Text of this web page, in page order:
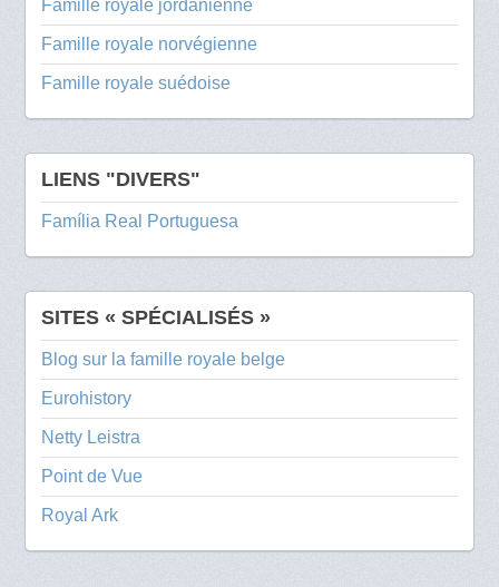
Famille royale jordanienne
Famille royale norvégienne
Famille royale suédoise
LIENS "DIVERS"
Família Real Portuguesa
SITES « SPÉCIALISÉS »
Blog sur la famille royale belge
Eurohistory
Netty Leistra
Point de Vue
Royal Ark